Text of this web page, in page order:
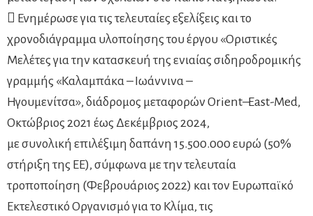
 Ενημέρωσε για τις τελευταίες εξελίξεις και το
χρονοδιάγραμμα υλοποίησης του έργου «Οριστικές
Μελέτες για την κατασκευή της ενιαίας σιδηροδρομικής
γραμμής «Καλαμπάκα – Ιωάννινα –
Ηγουμενίτσα», διάδρομος μεταφορών Orient–East-Med,
Οκτώβριος 2021 έως Δεκέμβριος 2024,
με συνολική επιλέξιμη δαπάνη 15.500.000 ευρώ (50%
στήριξη της ΕΕ), σύμφωνα με την τελευταία
τροποποίηση (Φεβρουάριος 2022) και τον Ευρωπαϊκό
Εκτελεστικό Οργανισμό για το Κλίμα, τις